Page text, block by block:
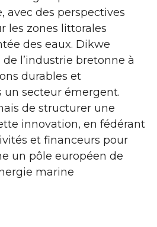
avec des perspectives
les zones littorales
des eaux. Dikwe
l’industrie bretonne à
durables et
secteur émergent.
de structurer une
innovation, en fédérant
et financeurs pour
un pôle européen de
marine